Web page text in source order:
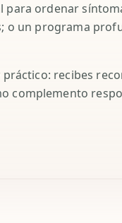
ordenar
un programa
recibes
complemento